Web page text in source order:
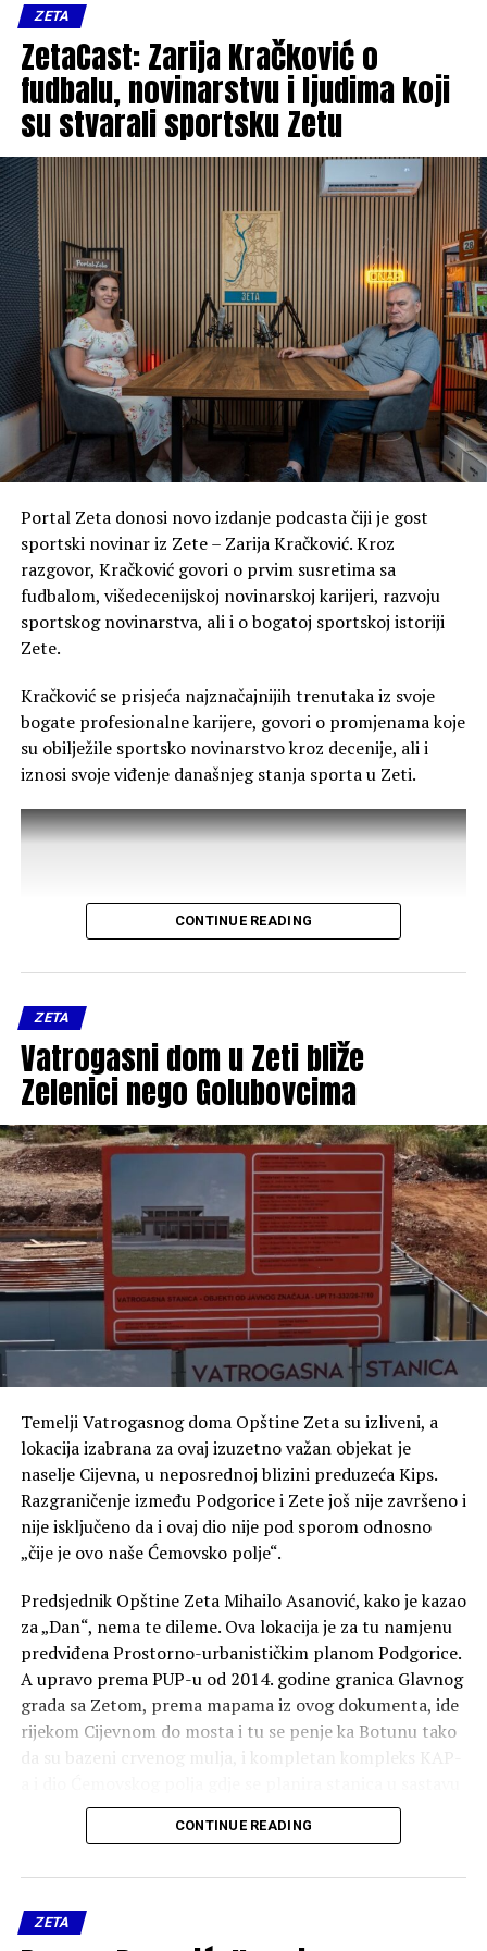
ZETA
ZetaCast: Zarija Kračković o
fudbalu, novinarstvu i ljudima koji
su stvarali sportsku Zetu
Portal Zeta donosi novo izdanje podcasta čiji je gost
sportski novinar iz Zete – Zarija Kračković. Kroz
razgovor, Kračković govori o prvim susretima sa
fudbalom, višedecenijskoj novinarskoj karijeri, razvoju
sportskog novinarstva, ali i o bogatoj sportskoj istoriji
Zete.
Kračković se prisjeća najznačajnijih trenutaka iz svoje
bogate profesionalne karijere, govori o promjenama koje
su obilježile sportsko novinarstvo kroz decenije, ali i
iznosi svoje viđenje današnjeg stanja sporta u Zeti.
Poseban dio razgovora posvećen je FK Zeta, Zetskim
sportskim igrama i knjizi „Fudbal u Zeti“, u kojoj je
sabrao gotovo cijeli vijek fudbalske tradicije ovog kraja.
CONTINUE READING
ZETA
Vatrogasni dom u Zeti bliže
Zelenici nego Golubovcima
Temelji Vatrogasnog doma Opštine Zeta su izliveni, a
lokacija izabrana za ovaj izuzetno važan objekat je
naselje Cijevna, u neposrednoj blizini preduzeća Kips.
Razgraničenje između Podgorice i Zete još nije završeno i
nije isključeno da i ovaj dio nije pod sporom odnosno
„čije je ovo naše Ćemovsko polje“.
Predsjednik Opštine Zeta Mihailo Asanović, kako je kazao
za „Dan“, nema te dileme. Ova lokacija je za tu namjenu
predviđena Prostorno-urbanističkim planom Podgorice.
A upravo prema PUP-u od 2014. godine granica Glavnog
grada sa Zetom, prema mapama iz ovog dokumenta, ide
rijekom Cijevnom do mosta i tu se penje ka Botunu tako
da su bazeni crvenog mulja, i kompletan kompleks KAP-
Podgorice. Ovo je sadržano u karti o administartivnoj
podjeli i označeno kao opštinska granica između
“Lokacija nije odabrana slučajno. Ona je već bila
predviđena važećom planskom dokumentacijom,
CONTINUE READING
ZETA